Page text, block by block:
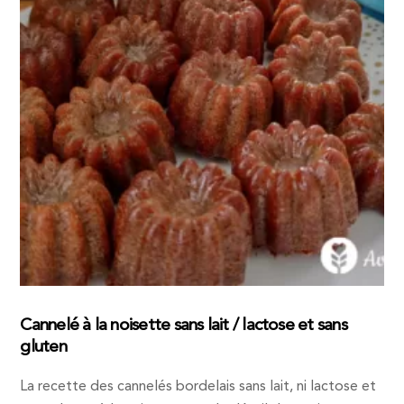
Cannelé à la noisette sans lait / lactose et sans
gluten
La recette des cannelés bordelais sans lait, ni lactose et